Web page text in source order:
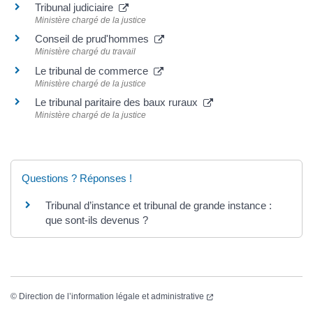
Tribunal judiciaire
Ministère chargé de la justice
Conseil de prud'hommes
Ministère chargé du travail
Le tribunal de commerce
Ministère chargé de la justice
Le tribunal paritaire des baux ruraux
Ministère chargé de la justice
Questions ? Réponses !
Tribunal d’instance et tribunal de grande instance :
que sont-ils devenus ?
© Direction de l’information légale et administrative